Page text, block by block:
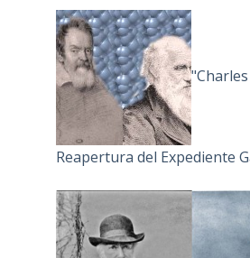
Reapertura del Expediente